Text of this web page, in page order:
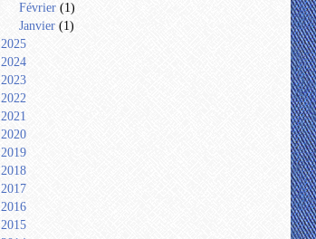
Février (1)
Janvier (1)
2025
2024
2023
2022
2021
2020
2019
2018
2017
2016
2015